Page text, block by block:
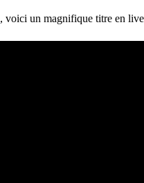
, voici un magnifique titre en